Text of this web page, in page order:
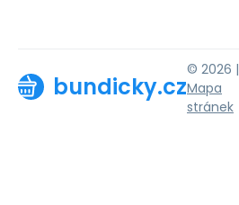
bundicky.cz
© 2026 |
Mapa
stránek